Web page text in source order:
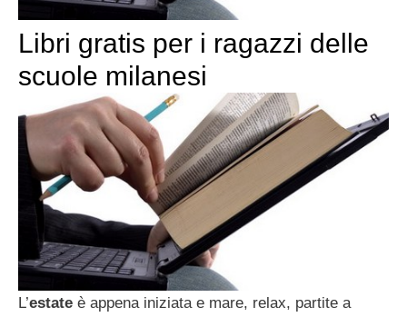
Libri gratis per i ragazzi delle
scuole milanesi
L’estate è appena iniziata e mare, relax, partite a